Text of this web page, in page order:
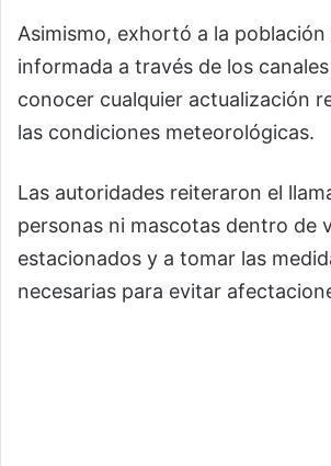
Asimismo, exhortó a la
informada a través de los
conocer cualquier actualización
las condiciones meteorológicas.
Las autoridades reiteraron el
personas ni mascotas dentro de
estacionados y a tomar las
necesarias para evitar